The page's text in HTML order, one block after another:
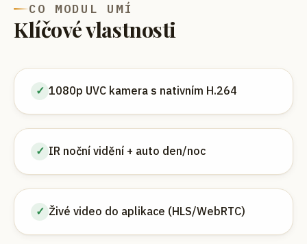
CO MODUL UMÍ
Klíčové vlastnosti
✓ 1080p UVC kamera s nativním H.264
✓ IR noční vidění + auto den/noc
✓ Živé video do aplikace (HLS/WebRTC)